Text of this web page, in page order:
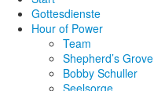
Gottesdienste
Hour of Power
Team
Shepherd’s Grove
Bobby Schuller
Seelsorge